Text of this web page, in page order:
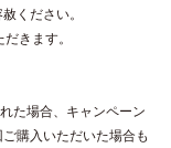
ください。
きます。
た場合、キャンペーン
購入いただいた場合も